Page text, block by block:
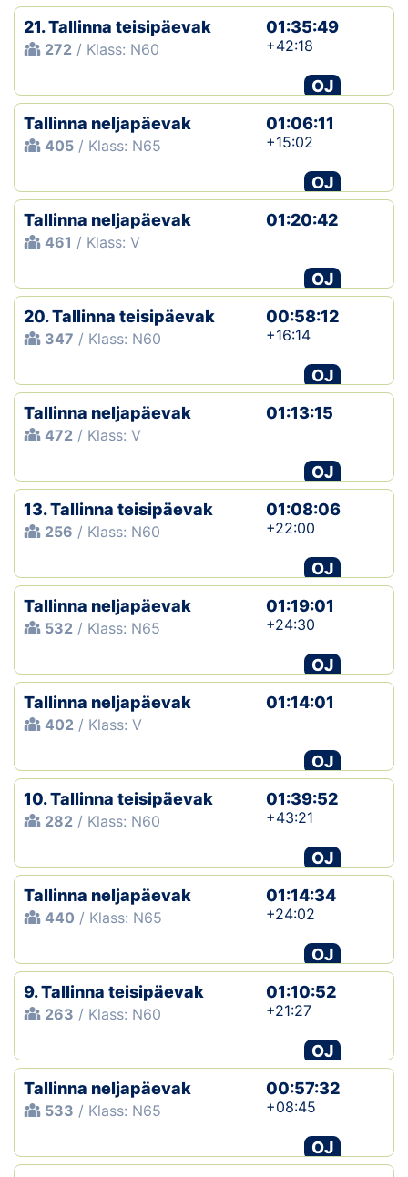
21. Tallinna teisipäevak
272 / Klass: N60
01:35:49
+42:18
OJ
Tallinna neljapäevak
405 / Klass: N65
01:06:11
+15:02
OJ
Tallinna neljapäevak
461 / Klass: V
01:20:42
OJ
20. Tallinna teisipäevak
347 / Klass: N60
00:58:12
+16:14
OJ
Tallinna neljapäevak
472 / Klass: V
01:13:15
OJ
13. Tallinna teisipäevak
256 / Klass: N60
01:08:06
+22:00
OJ
Tallinna neljapäevak
532 / Klass: N65
01:19:01
+24:30
OJ
Tallinna neljapäevak
402 / Klass: V
01:14:01
OJ
10. Tallinna teisipäevak
282 / Klass: N60
01:39:52
+43:21
OJ
Tallinna neljapäevak
440 / Klass: N65
01:14:34
+24:02
OJ
9. Tallinna teisipäevak
263 / Klass: N60
01:10:52
+21:27
OJ
Tallinna neljapäevak
533 / Klass: N65
00:57:32
+08:45
OJ